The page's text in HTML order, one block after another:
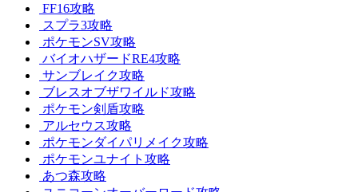
FF16攻略
スプラ3攻略
ポケモンSV攻略
バイオハザードRE4攻略
サンブレイク攻略
ブレスオブザワイルド攻略
ポケモン剣盾攻略
アルセウス攻略
ポケモンダイパリメイク攻略
ポケモンユナイト攻略
あつ森攻略